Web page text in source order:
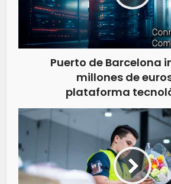
Puerto de Barcelona
millones de
plataforma